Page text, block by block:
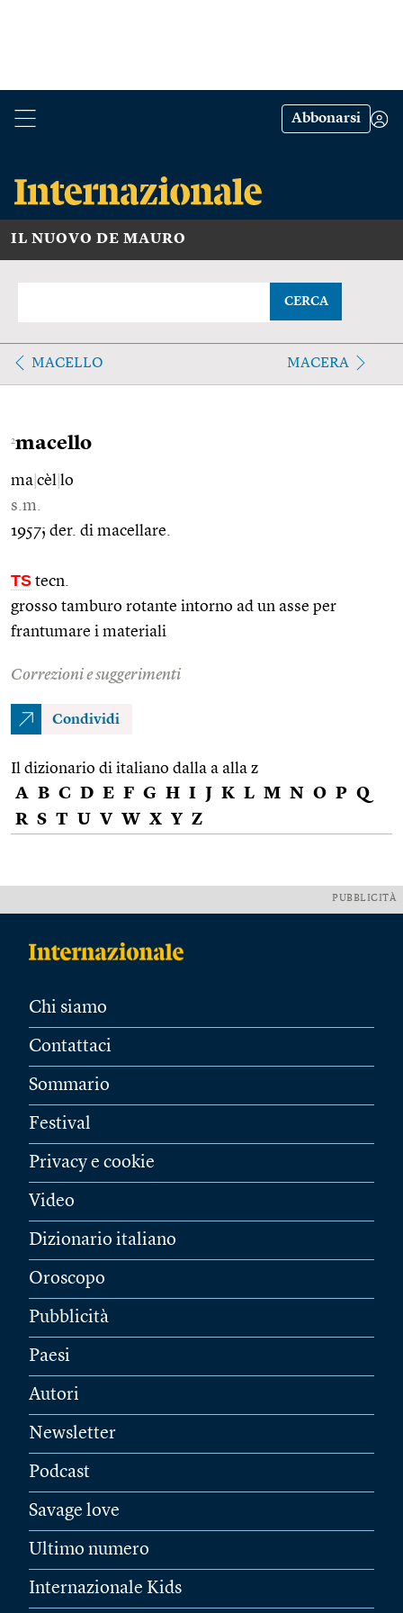
Abbonarsi
IL NUOVO DE MAURO
CERCA
MACELLO MACERA
2macello
ma cèl lo
s.m.
1957; der. di macellare.
TS tecn.
grosso tamburo rotante intorno ad un asse per
frantumare i materiali
Correzioni e suggerimenti
Condividi
Il dizionario di italiano dalla a alla z
A B C D E F G H I J K L M N O P Q
R S T U V W X Y Z
PUBBLICITÀ
Chi siamo
Contattaci
Sommario
Festival
Privacy e cookie
Video
Dizionario italiano
Oroscopo
Pubblicità
Paesi
Autori
Newsletter
Podcast
Savage love
Ultimo numero
Internazionale Kids